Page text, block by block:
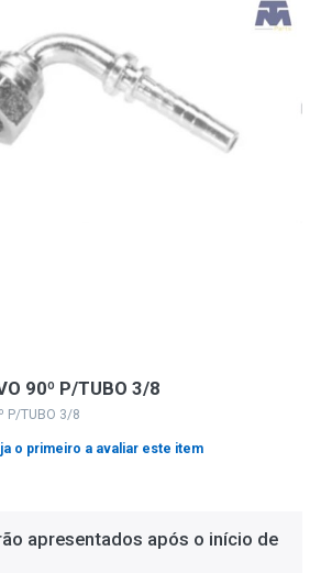
90º P/TUBO 3/8
P/TUBO 3/8
o primeiro a avaliar este item
apresentados após o início de